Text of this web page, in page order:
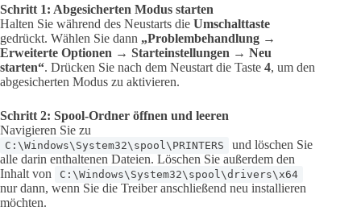
Schritt 1: Abgesicherten Modus starten
Halten Sie während des Neustarts die Umschalttaste
gedrückt. Wählen Sie dann „Problembehandlung →
Erweiterte Optionen → Starteinstellungen → Neu
starten“. Drücken Sie nach dem Neustart die Taste 4, um den
abgesicherten Modus zu aktivieren.
Schritt 2: Spool-Ordner öffnen und leeren
Navigieren Sie zu
C:\Windows\System32\spool\PRINTERS
und löschen Sie
alle darin enthaltenen Dateien. Löschen Sie außerdem den
Inhalt von
C:\Windows\System32\spool\drivers\x64
nur dann, wenn Sie die Treiber anschließend neu installieren
möchten.